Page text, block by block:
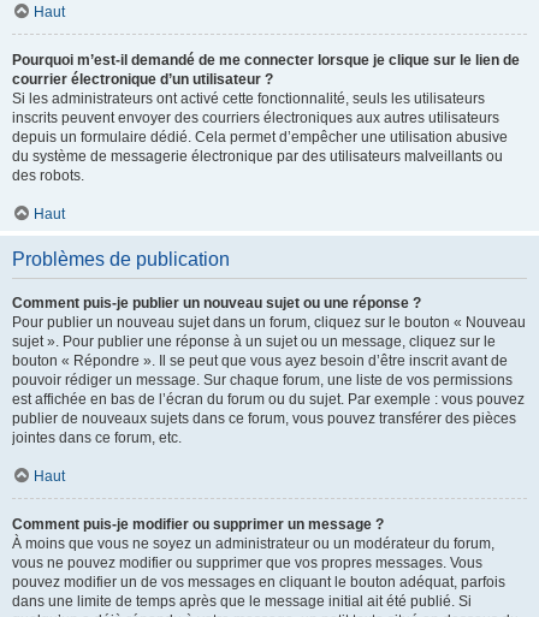
Haut
Pourquoi m’est-il demandé de me connecter lorsque je clique sur le lien de
courrier électronique d’un utilisateur ?
Si les administrateurs ont activé cette fonctionnalité, seuls les utilisateurs
inscrits peuvent envoyer des courriers électroniques aux autres utilisateurs
depuis un formulaire dédié. Cela permet d’empêcher une utilisation abusive
du système de messagerie électronique par des utilisateurs malveillants ou
des robots.
Haut
Problèmes de publication
Comment puis-je publier un nouveau sujet ou une réponse ?
Pour publier un nouveau sujet dans un forum, cliquez sur le bouton « Nouveau
sujet ». Pour publier une réponse à un sujet ou un message, cliquez sur le
bouton « Répondre ». Il se peut que vous ayez besoin d’être inscrit avant de
pouvoir rédiger un message. Sur chaque forum, une liste de vos permissions
est affichée en bas de l’écran du forum ou du sujet. Par exemple : vous pouvez
publier de nouveaux sujets dans ce forum, vous pouvez transférer des pièces
jointes dans ce forum, etc.
Haut
Comment puis-je modifier ou supprimer un message ?
À moins que vous ne soyez un administrateur ou un modérateur du forum,
vous ne pouvez modifier ou supprimer que vos propres messages. Vous
pouvez modifier un de vos messages en cliquant le bouton adéquat, parfois
dans une limite de temps après que le message initial ait été publié. Si